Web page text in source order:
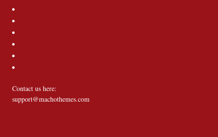
Contact us here:
support@machothemes.com